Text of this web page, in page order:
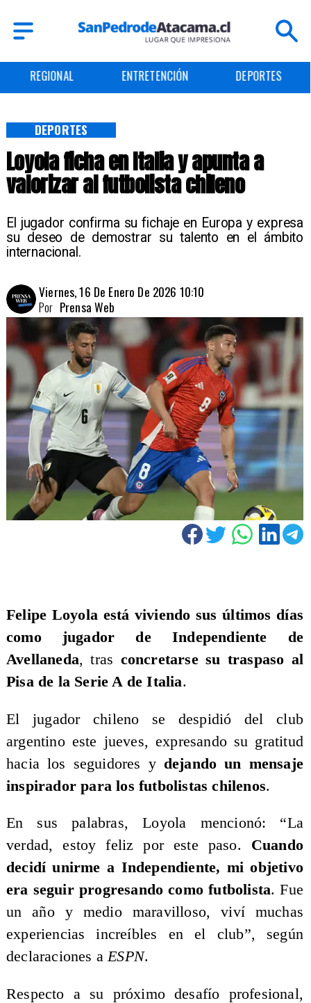
REGIONAL ENTRETENCIÓN DEPORTES
Loyola ficha en Italia y apunta a
valorizar al futbolista chileno
El jugador confirma su fichaje en Europa y expresa
su deseo de demostrar su talento en el ámbito
internacional.
DEPORTES
Viernes, 16 De Enero De 2026 10:10
Prensa Web
Por
Felipe Loyola está viviendo sus últimos días
como jugador de Independiente de
Avellaneda, tras concretarse su traspaso al
Pisa de la Serie A de Italia.
El jugador chileno se despidió del club
argentino este jueves, expresando su gratitud
hacia los seguidores y dejando un mensaje
inspirador para los futbolistas chilenos.
En sus palabras, Loyola mencionó: “La
verdad, estoy feliz por este paso. Cuando
decidí unirme a Independiente, mi objetivo
era seguir progresando como futbolista. Fue
un año y medio maravilloso, viví muchas
experiencias increíbles en el club”, según
declaraciones aESPN.
Respecto a su próximo desafío profesional,